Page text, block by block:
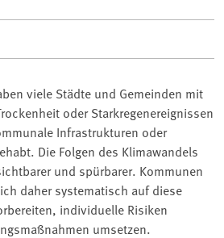
viele Städte und Gemeinden mit
oder Starkregenereignissen
Infrastrukturen oder
Die Folgen des Klimawandels
und spürbarer. Kommunen
daher systematisch auf diese
individuelle Risiken
umsetzen.